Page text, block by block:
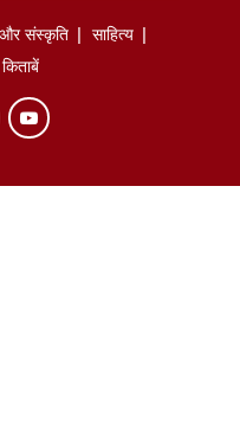
संस्कृति
साहित्‍य
किताबें